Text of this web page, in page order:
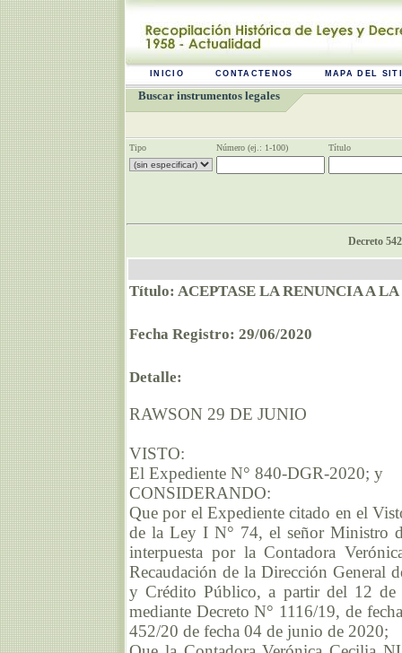
INICIO CONTACTENOS MAPA DEL
Buscar instrumentos legales
Tipo Número (ej.: 1-100) Título
Decreto
Título: ACEPTASE LA RENUNCIA A
Fecha Registro: 29/06/2020
Detalle:
RAWSON 29 DE JUNIO
VISTO:
El Expediente N° 840-DGR-2020; y
CONSIDERANDO:
Que por el Expediente citado en el
de la Ley I N° 74, el señor Ministro
interpuesta por la Contadora
Recaudación de la Dirección General
y Crédito Público, a partir del 12 de
mediante Decreto N° 1116/19, de
452/20 de fecha 04 de junio de 2020;